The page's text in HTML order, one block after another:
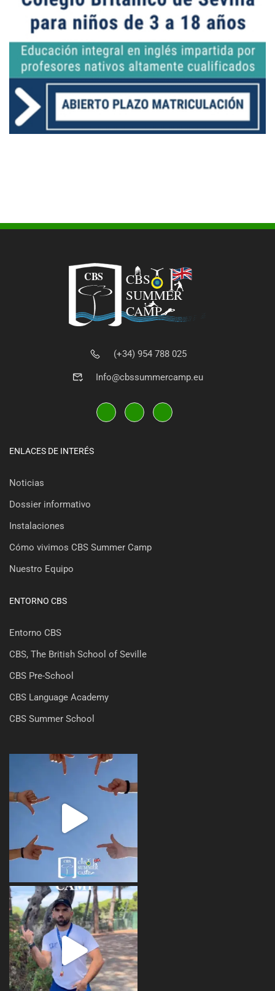
(+34) 954 788 025
Info@cbssummercamp.eu
ENLACES DE INTERÉS
Noticias
Dossier informativo
Instalaciones
Cómo vivimos CBS Summer Camp
Nuestro Equipo
ENTORNO CBS
Entorno CBS
CBS, The British School of Seville
CBS Pre-School
CBS Language Academy
CBS Summer School